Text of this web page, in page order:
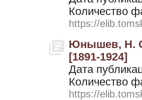
Количество
https://
Юнышев, Н.
[1891-1924]
Дата
Количество
https://